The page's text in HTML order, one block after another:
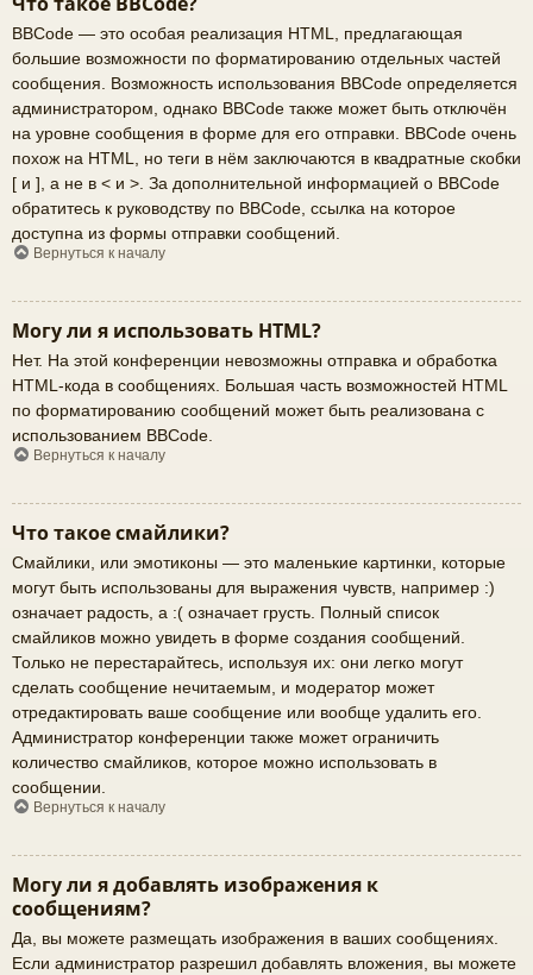
BBCode — это особая реализация HTML, предлагающая
большие возможности по форматированию отдельных частей
сообщения. Возможность использования BBCode определяется
администратором, однако BBCode также может быть отключён
на уровне сообщения в форме для его отправки. BBCode очень
похож на HTML, но теги в нём заключаются в квадратные скобки
[ и ], а не в < и >. За дополнительной информацией о BBCode
обратитесь к руководству по BBCode, ссылка на которое
доступна из формы отправки сообщений.
Вернуться к началу
Могу ли я использовать HTML?
Нет. На этой конференции невозможны отправка и обработка
HTML-кода в сообщениях. Большая часть возможностей HTML
по форматированию сообщений может быть реализована с
использованием BBCode.
Вернуться к началу
Что такое смайлики?
Смайлики, или эмотиконы — это маленькие картинки, которые
могут быть использованы для выражения чувств, например :)
означает радость, а :( означает грусть. Полный список
смайликов можно увидеть в форме создания сообщений.
Только не перестарайтесь, используя их: они легко могут
сделать сообщение нечитаемым, и модератор может
отредактировать ваше сообщение или вообще удалить его.
Администратор конференции также может ограничить
количество смайликов, которое можно использовать в
сообщении.
Вернуться к началу
Могу ли я добавлять изображения к
сообщениям?
Да, вы можете размещать изображения в ваших сообщениях.
Если администратор разрешил добавлять вложения, вы можете